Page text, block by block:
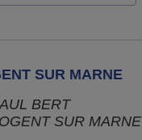
SUR MARNE
BERT
SUR MARNE